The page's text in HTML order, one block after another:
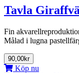
Tavla
Fin
Målad i lugna
90,00kr
Köp nu